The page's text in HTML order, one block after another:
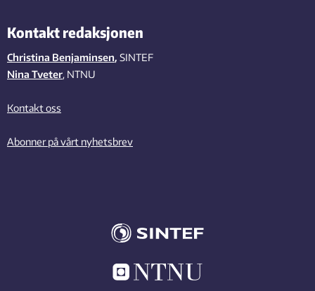
Kontakt redaksjonen
Christina Benjaminsen, SINTEF
Nina Tveter, NTNU
Kontakt oss
Abonner på vårt nyhetsbrev